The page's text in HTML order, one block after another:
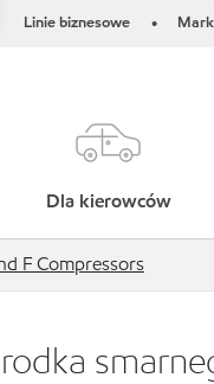
Linie biznesowe •
Dla kierowców
F Compressors